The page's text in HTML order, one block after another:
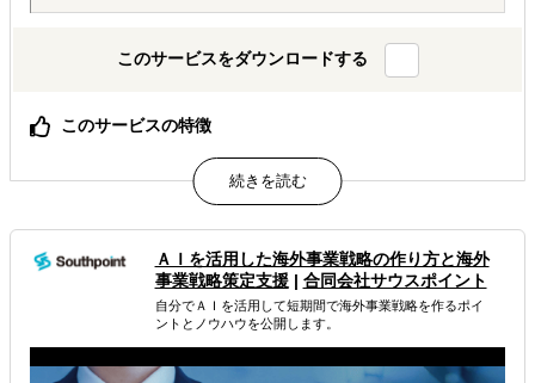
このサービスをダウンロードする
このサービスの特徴
貴社の海外事業担当、私たちがすべてのフェーズで動きま
す。
属するジャンル
海外進出総合支援 海外進出戦略・事業計画立案
ＡＩを活用した海外事業戦略 の作り方と海外
事業戦略策定支援| 合同会社サウスポイント
自分でＡＩを活用して短期間で海外事業戦略を作るポイ
ントとノウハウを公開します。